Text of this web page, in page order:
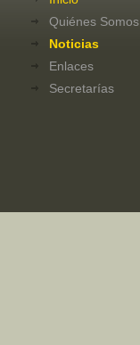
Quiénes Somos
Noticias
Enlaces
Secretarías